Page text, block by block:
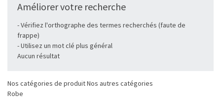
Améliorer votre recherche
- Vérifiez l'orthographe des termes recherchés (faute de
frappe)
- Utilisez un mot clé plus général
Aucun résultat
Nos catégories de produitNos autres catégories
Robe